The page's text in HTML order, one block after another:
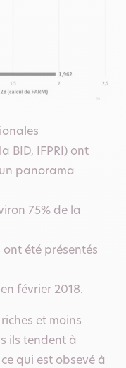
BID, IFPRI) ont
panorama
75% de la
été présentés
février 2018.
et moins
ils tendent à
qui est obsevé à